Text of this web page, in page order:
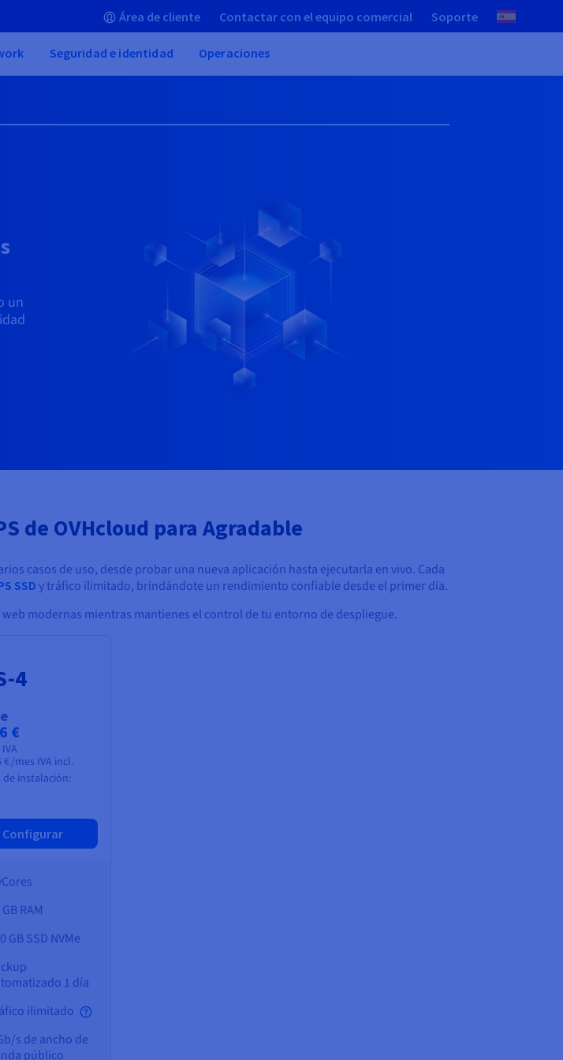
Área de cliente Contactar con el equipo comercial Soporte
Seguridad e identidad Operaciones
un
de OVHcloud para Agradable
casos de uso, desde probar una nueva aplicación hasta ejecutarla en vivo. Cada
SSDy tráfico ilimitado, brindándote un rendimiento confiable desde el primer día.
modernas mientras mantienes el control de tu entorno de despliegue.
4
€
€ /mes IVA incl.
de instalación:
Configurar
RAM
GB SSD NVMe
1 día
ilimitado
s de ancho de
público